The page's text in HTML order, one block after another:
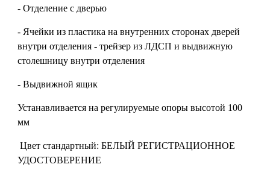
- Отделение с дверью
- Ячейки из пластика на внутренних сторонах дверей
внутри отделения - трейзер из ЛДСП и выдвижную
столешницу внутри отделения
- Выдвижной ящик
Устанавливается на регулируемые опоры высотой 100
мм
Цвет стандартный: БЕЛЫЙ РЕГИСТРАЦИОННОЕ
УДОСТОВЕРЕНИЕ